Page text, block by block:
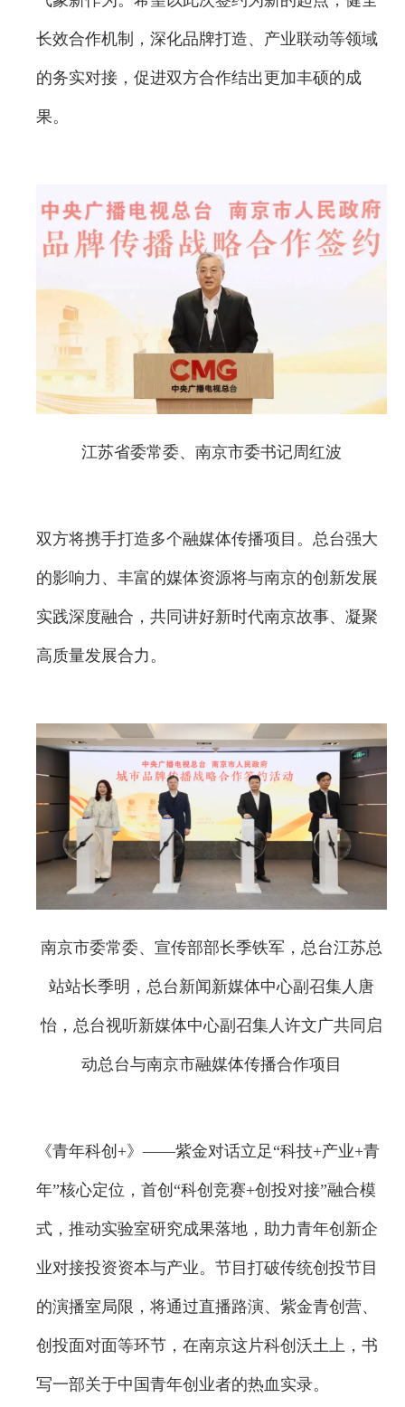
长效合作机制，深化品牌打造、产业联动等领域
的务实对接，促进双方合作结出更加丰硕的成
果。
江苏省委常委、南京市委书记周红波
双方将携手打造多个融媒体传播项目。总台强大
的影响力、丰富的媒体资源将与南京的创新发展
实践深度融合，共同讲好新时代南京故事、凝聚
高质量发展合力。
南京市委常委、宣传部部长季铁军，总台江苏总
站站长季明，总台新闻新媒体中心副召集人唐
怡，总台视听新媒体中心副召集人许文广共同启
动总台与南京市融媒体传播合作项目
《青年科创+》——紫金对话立足“科技+产业+青
年”核心定位，首创“科创竞赛+创投对接”融合模
式，推动实验室研究成果落地，助力青年创新企
业对接投资资本与产业。节目打破传统创投节目
的演播室局限，将通过直播路演、紫金青创营、
创投面对面等环节，在南京这片科创沃土上，书
写一部关于中国青年创业者的热血实录。